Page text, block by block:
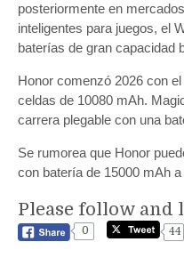
posteriormente en
inteligentes para juegos, el
baterías de gran capacidad
Honor comenzó 2026 con
celdas de 10080 mAh.
carrera plegable con una
Se rumorea que Honor
con batería de 15000 mAh
Please follow and
0
44